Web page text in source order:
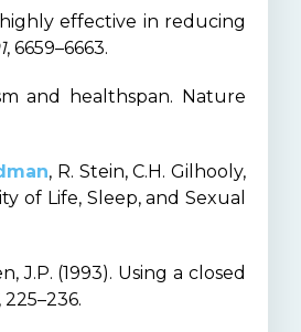
highly effective in reducing
, 6659–6663.
and healthspan. Nature
, R. Stein, C.H. Gilhooly,
of Life, Sleep, and Sexual
J.P. (1993). Using a closed
225–236.